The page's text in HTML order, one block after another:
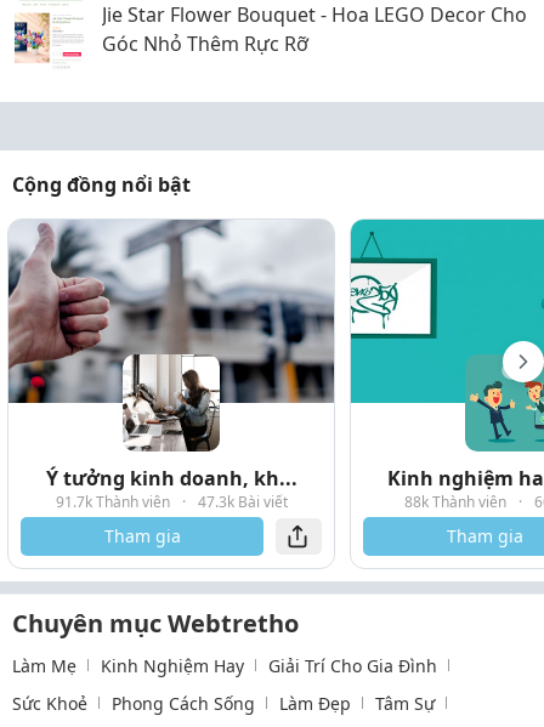
Jie Star Flower Bouquet - Hoa LEGO Decor Cho
Góc Nhỏ Thêm Rực Rỡ
Cộng đồng nổi bật
Ý tưởng kinh doanh, kh...
91.7k Thành viên · 47.3k Bài viết
Tham gia
Kinh nghiệm
88k Thành viên ·
Tham gia
Chuyên mục Webtretho
Làm Mẹ Kinh Nghiệm Hay
Giải Trí Cho Gia Đình
Sức Khoẻ
Phong Cách Sống Làm Đẹp Tâm Sự